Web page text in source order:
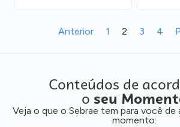
Anterior 1 2 3 4
Conteúdos de
o seu
Veja o que o Sebrae tem para você
momento: